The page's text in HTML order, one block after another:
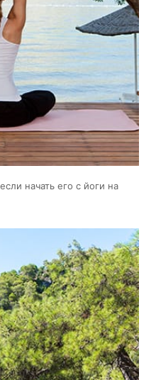
начать его с йоги на